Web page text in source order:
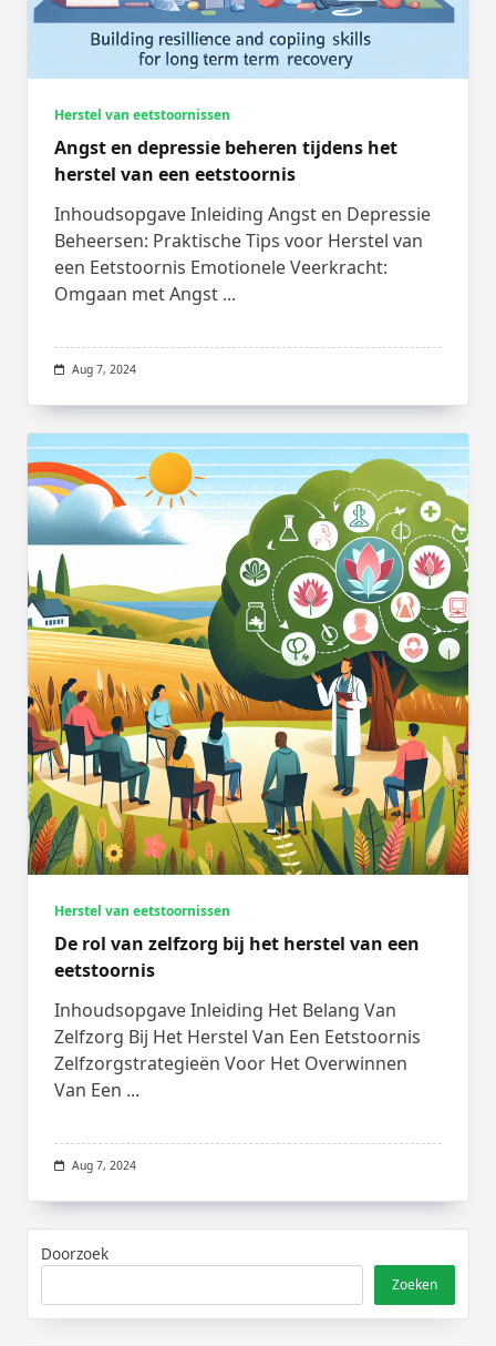
Herstel van eetstoornissen
Angst en depressie beheren tijdens het
herstel van een eetstoornis
Inhoudsopgave Inleiding Angst en Depressie
Beheersen: Praktische Tips voor Herstel van
een Eetstoornis Emotionele Veerkracht:
Omgaan met Angst ...
Aug 7, 2024
Herstel van eetstoornissen
De rol van zelfzorg bij het herstel van een
eetstoornis
Inhoudsopgave Inleiding Het Belang Van
Zelfzorg Bij Het Herstel Van Een Eetstoornis
Zelfzorgstrategieën Voor Het Overwinnen
Van Een ...
Aug 7, 2024
Doorzoek
Zoeken